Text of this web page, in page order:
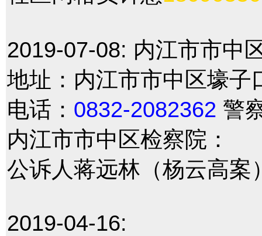
2019-07-08: 内江市市中
地址：内江市市中区壕子
电话： 0832-2082362 警
内江市市中区检察院：
公诉人蒋远林（杨云高案
2019-04-16: